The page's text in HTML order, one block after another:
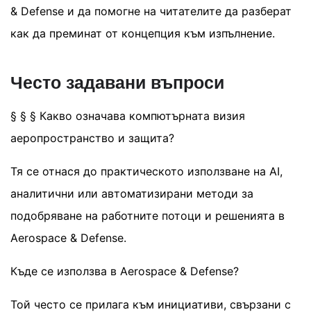
& Defense и да помогне на читателите да разберат
как да преминат от концепция към изпълнение.
Често задавани въпроси
§ § § Какво означава компютърната визия
аеропространство и защита?
Тя се отнася до практическото използване на AI,
аналитични или автоматизирани методи за
подобряване на работните потоци и решенията в
Aerospace & Defense.
Къде се използва в Aerospace & Defense?
Той често се прилага към инициативи, свързани с